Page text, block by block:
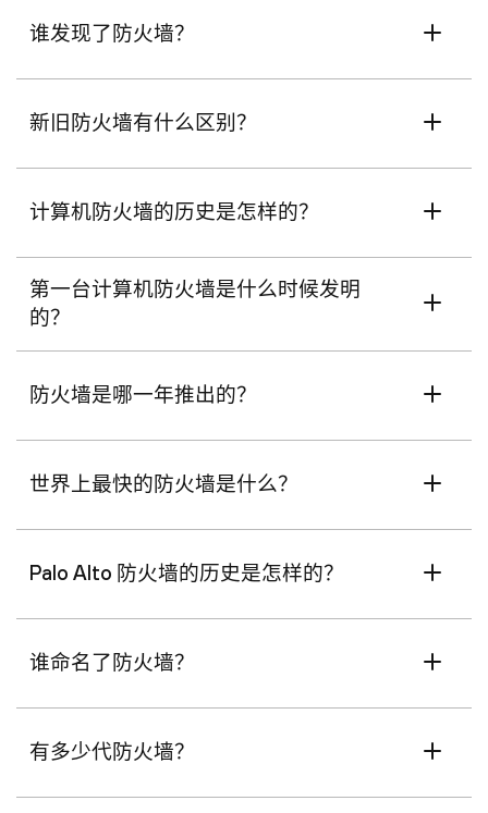
谁发现了防火墙？
新旧防火墙有什么区别？
计算机防火墙的历史是怎样的？
第一台计算机防火墙是什么时候发明
的？
防火墙是哪一年推出的？
世界上最快的防火墙是什么？
Palo Alto 防火墙的历史是怎样的？
谁命名了防火墙？
有多少代防火墙？